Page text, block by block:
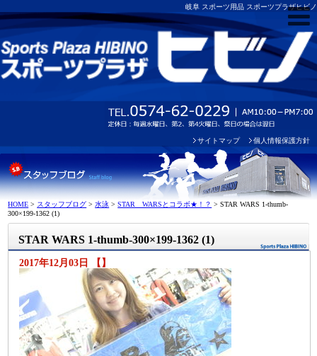
岐阜 スポーツ用品 スポーツプラザヒビノ
サイトマップ 個人情報保護方針
HOME > スタッフブログ >水泳 >STAR WARSとコラボ★！？ >STAR WARS 1-thumb-
300×199-1362 (1)
STAR WARS 1-thumb-300×199-1362 (1)
2017年12月03日 【】